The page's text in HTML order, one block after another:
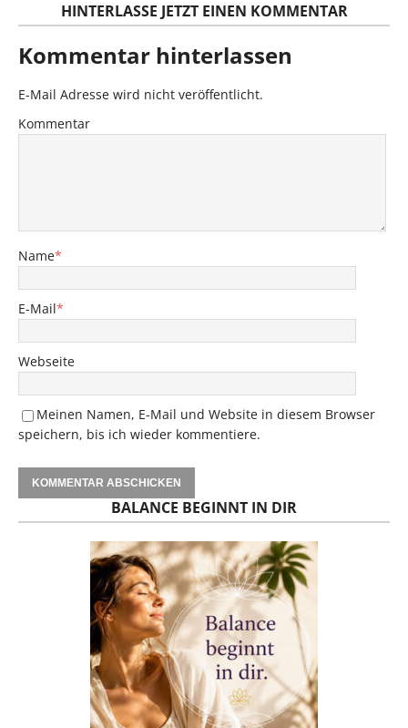
HINTERLASSE JETZT EINEN KOMMENTAR
Kommentar hinterlassen
E-Mail Adresse wird nicht veröffentlicht.
Kommentar
Name*
E-Mail*
Webseite
Meinen Namen, E-Mail und Website in diesem Browser
speichern, bis ich wieder kommentiere.
BALANCE BEGINNT IN DIR